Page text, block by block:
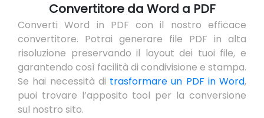
Convertitore da Word a PDF
Converti Word in PDF con il nostro efficace
convertitore. Potrai generare file PDF in alta
risoluzione preservando il layout dei tuoi file, e
garantendo così facilità di condivisione e stampa.
Se hai necessità di trasformare un PDF in Word,
puoi trovare l’apposito tool per la conversione
sul nostro sito.